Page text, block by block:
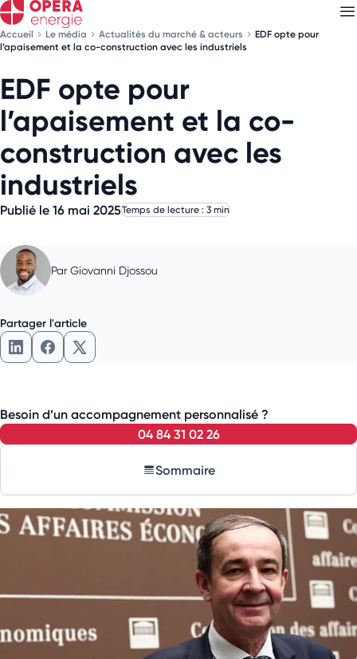
Accueil Le média Actualités du marché & acteurs
EDF opte pour
l’apaisement et la co-construction avec les industriels
EDF opte pour
l’apaisement et la co-
construction avec les
industriels
Publié le 16 mai 2025Temps de lecture : 3 min
Par Giovanni Djossou
Partager l'article
Besoin d’un accompagnement personnalisé ?
04 84 31 02 26
Sommaire
Découvrez nosnewsletters
Choisissez les newsletters qui vous intéressent